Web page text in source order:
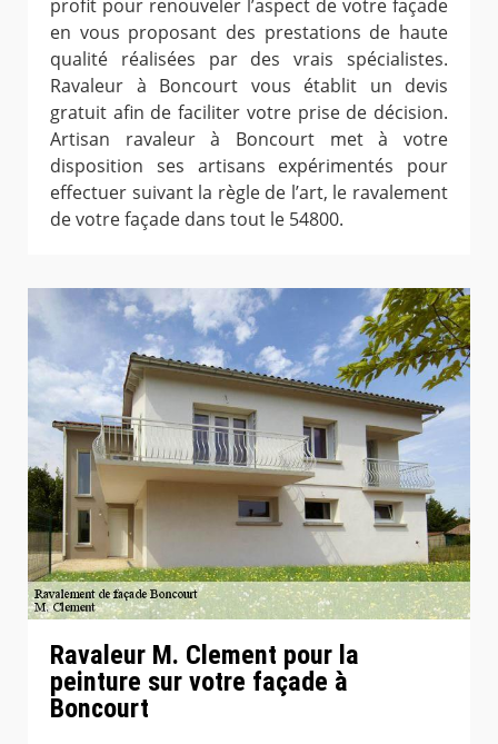
profit pour renouveler l’aspect de votre façade
en vous proposant des prestations de haute
qualité réalisées par des vrais spécialistes.
Ravaleur à Boncourt vous établit un devis
gratuit afin de faciliter votre prise de décision.
Artisan ravaleur à Boncourt met à votre
disposition ses artisans expérimentés pour
effectuer suivant la règle de l’art, le ravalement
de votre façade dans tout le 54800.
Ravaleur M. Clement pour la
peinture sur votre façade à
Boncourt